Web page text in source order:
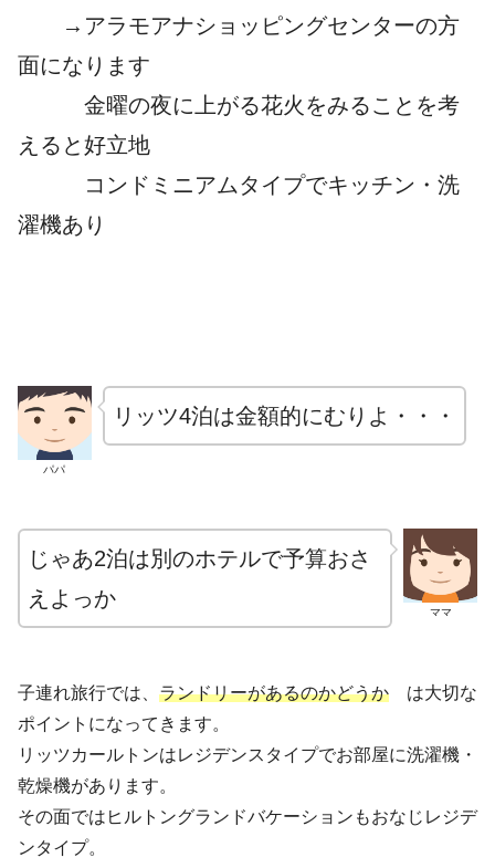
→アラモアナショッピングセンターの方
面になります
金曜の夜に上がる花火をみることを考
えると好立地
コンドミニアムタイプでキッチン・洗
濯機あり
パパ
リッツ4泊は金額的にむりよ・・・
ママ
じゃあ2泊は別のホテルで予算おさ
えよっか
子連れ旅行では、 ランドリーがあるのかどうか は大切な
ポイントになってきます。
リッツカールトンはレジデンスタイプでお部屋に洗濯機・
乾燥機があります。
その面ではヒルトングランドバケーションもおなじレジデ
ンタイプ。